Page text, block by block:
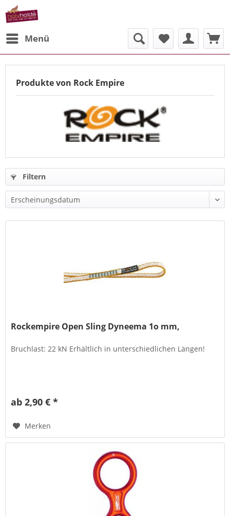
Menü
Produkte von Rock Empire
Filtern
Rockempire Open Sling Dyneema 1o mm,
Bruchlast: 22 kN Erhältlich in unterschiedlichen Längen!
ab 2,90 € *
Merken